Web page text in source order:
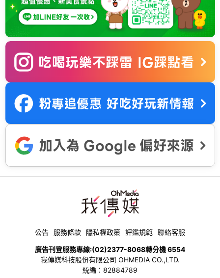
公告 服務條款 隱私權政策 評鑑規範 聯絡客服
廣告刊登服務專線:(02)2377-8068轉分機 6554
我傳媒科技股份有限公司 OHMEDIA CO.,LTD.
統編：82884789